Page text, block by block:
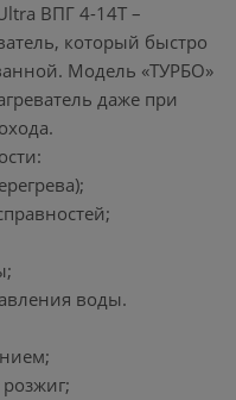
ВПГ 4-14Т –
который быстро
Модель «ТУРБО»
даже при
воды.